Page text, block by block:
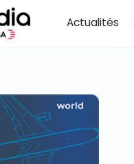
Actualités